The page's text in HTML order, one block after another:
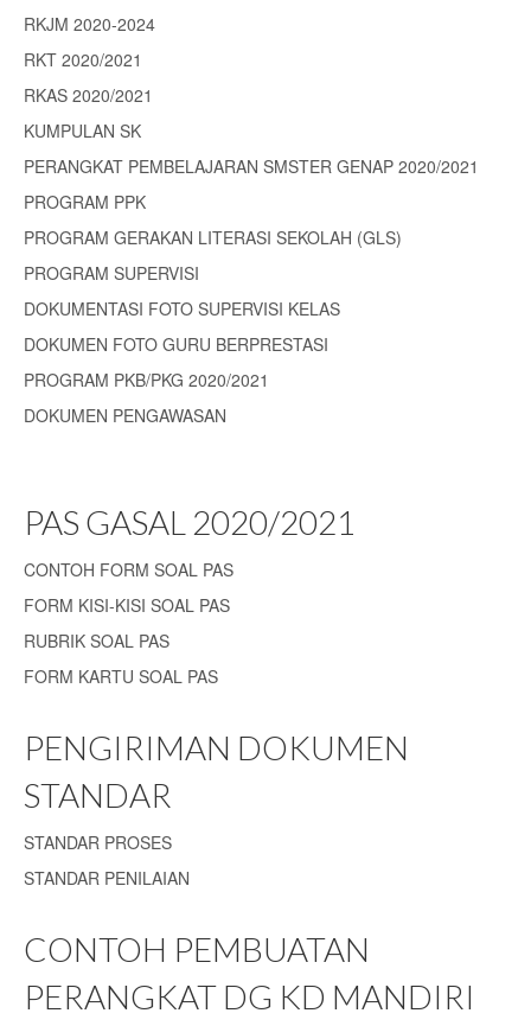
RKJM 2020-2024
RKT 2020/2021
RKAS 2020/2021
KUMPULAN SK
PERANGKAT PEMBELAJARAN SMSTER GENAP 2020/2021
PROGRAM PPK
PROGRAM GERAKAN LITERASI SEKOLAH (GLS)
PROGRAM SUPERVISI
DOKUMENTASI FOTO SUPERVISI KELAS
DOKUMEN FOTO GURU BERPRESTASI
PROGRAM PKB/PKG 2020/2021
DOKUMEN PENGAWASAN
PAS GASAL 2020/2021
CONTOH FORM SOAL PAS
FORM KISI-KISI SOAL PAS
RUBRIK SOAL PAS
FORM KARTU SOAL PAS
PENGIRIMAN DOKUMEN
STANDAR
STANDAR PROSES
STANDAR PENILAIAN
CONTOH PEMBUATAN
PERANGKAT DG KD MANDIRI